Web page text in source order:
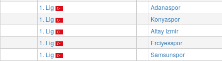
1. Lig
Adanaspor
1. Lig
Konyaspor
1. Lig
Altay Izmir
1. Lig
Erciyesspor
1. Lig
Samsunspor